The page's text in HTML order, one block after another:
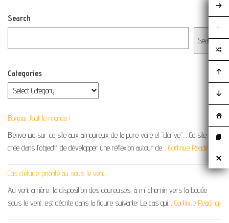
Search
Search
Categories
Bonjour tout le monde !
Bienvenue sur ce site aux amoureux de la pure voile et “dérive”… Ce site a été
créé dans l’objectif de développer une réflexion autour de… Continue Reading
Cas d’étude: priorité au sous le vent…
Au vent arrière, la disposition des coureuses, à mi chemin vers la bouée
sous le vent, est décrite dans la figure suivante: Le cas qui… Continue Reading